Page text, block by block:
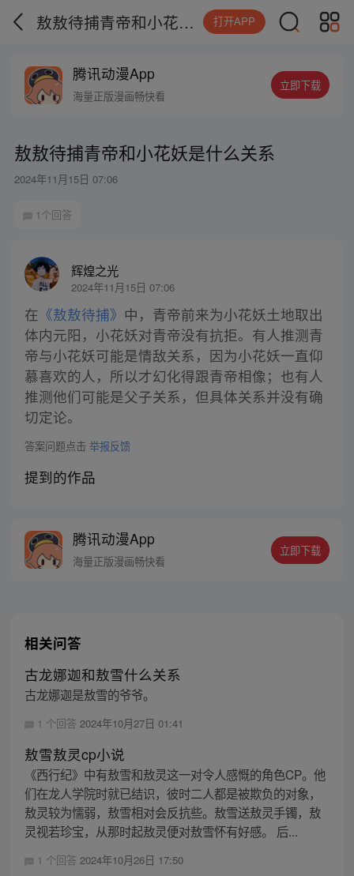
敖敖待捕青帝和小花妖是什么关系 打开APP
腾讯动漫App
海量正版漫画畅快看
立即下载
敖敖待捕青帝和小花妖是什么关系
2024年11月15日 07:06
1个回答
辉煌之光
2024年11月15日 07:06
在 《敖敖待捕》 中，青帝前来为小花妖土地取出
体内元阳，小花妖对青帝没有抗拒。有人推测青
帝与小花妖可能是情敌关系，因为小花妖一直仰
慕喜欢的人，所以才幻化得跟青帝相像；也有人
推测他们可能是父子关系，但具体关系并没有确
切定论。
答案问题点击 举报反馈
提到的作品
腾讯动漫App
海量正版漫画畅快看
立即下载
相关问答
古龙娜迦和敖雪什么关系
古龙娜迦是敖雪的爷爷。
1 个回答 2024年10月27日 01:41
敖雪敖灵cp小说
《西行纪》中有敖雪和敖灵这一对令人感慨的角色CP。他
们在龙人学院时就已结识，彼时二人都是被欺负的对象，
敖灵较为懦弱，敖雪相对会反抗些。敖雪送敖灵手镯，敖
灵视若珍宝，从那时起敖灵便对敖雪怀有好感。 后...
1 个回答 2024年10月26日 17:50